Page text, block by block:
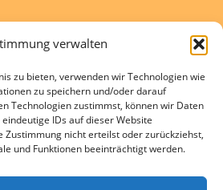
verwalten
zu bieten, verwenden wir Technologien wie
zu speichern und/oder darauf
Technologien zustimmst, können wir Daten
IDs auf dieser Website
Zustimmung nicht erteilst oder zurückziehst,
und Funktionen beeinträchtigt werden.
24 Stunden rundum
individuell und